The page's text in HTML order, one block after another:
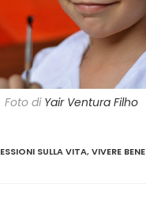
Foto di Yair Ventura Filho
SULLA VITA, VIVERE BENE